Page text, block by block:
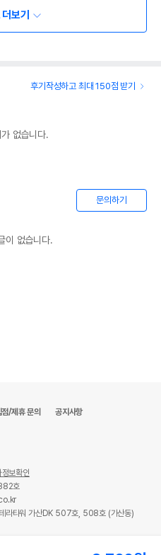
보기
후기작성하고 최대 150점 받기
없습니다.
문의하기
이 없습니다.
점/제휴 문의 공지사항
보확인
호
라타워 가산DK 507호, 508호 (가산동)